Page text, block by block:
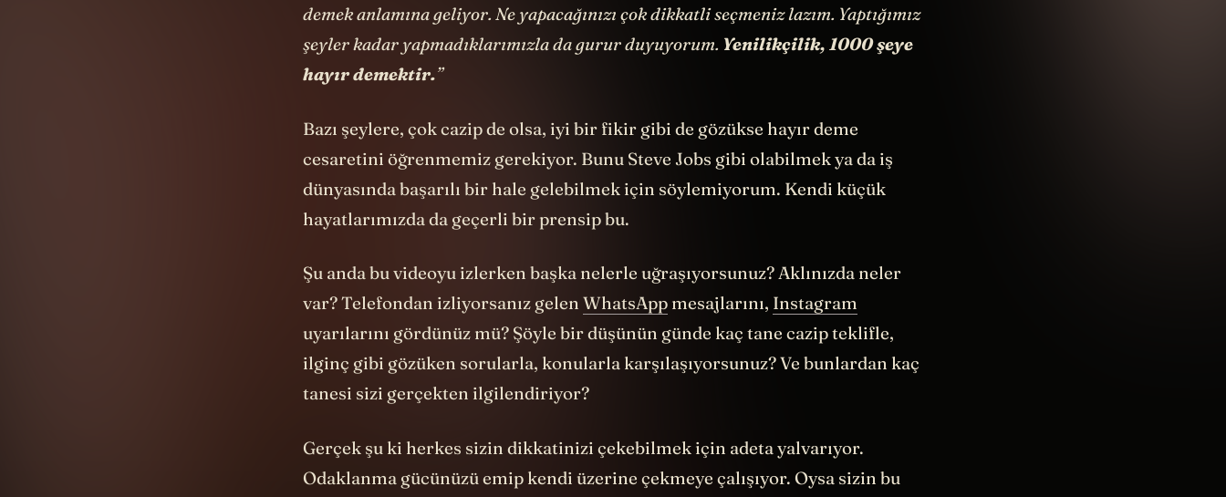
demek anlamına geliyor. Ne yapacağınızı çok dikkatli seçmeniz lazım. Yaptığımız
şeyler kadar yapmadıklarımızla da gurur duyuyorum. Yenilikçilik, 1000 şeye
hayır demektir.”
Bazı şeylere, çok cazip de olsa, iyi bir fikir gibi de gözükse hayır deme
cesaretini öğrenmemiz gerekiyor. Bunu Steve Jobs gibi olabilmek ya da iş
dünyasında başarılı bir hale gelebilmek için söylemiyorum. Kendi küçük
hayatlarımızda da geçerli bir prensip bu.
Şu anda bu videoyu izlerken başka nelerle uğraşıyorsunuz? Aklınızda neler
var? Telefondan izliyorsanız gelen WhatsApp mesajlarını, Instagram
uyarılarını gördünüz mü? Şöyle bir düşünün günde kaç tane cazip teklifle,
ilginç gibi gözüken sorularla, konularla karşılaşıyorsunuz? Ve bunlardan kaç
tanesi sizi gerçekten ilgilendiriyor?
Gerçek şu ki herkes sizin dikkatinizi çekebilmek için adeta yalvarıyor.
Odaklanma gücünüzü emip kendi üzerine çekmeye çalışıyor. Oysa sizin bu